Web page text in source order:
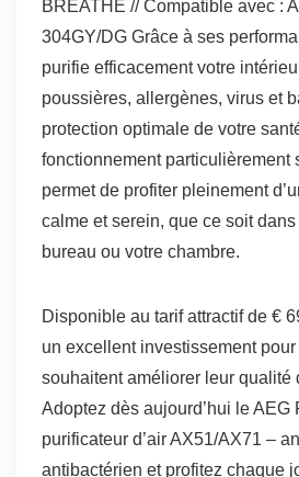
BREATHE // Compatible avec :
304GY/DG Grâce à ses
purifie efficacement votre
poussières, allergènes, virus et
protection optimale de votre
fonctionnement particulièrement
permet de profiter pleinement
calme et serein, que ce soit
bureau ou votre chambre.
Disponible au tarif attractif de €
un excellent investissement
souhaitent améliorer leur qualité
Adoptez dès aujourd’hui le AEG
purificateur d’air AX51/AX71 –
antibactérien et profitez chaque